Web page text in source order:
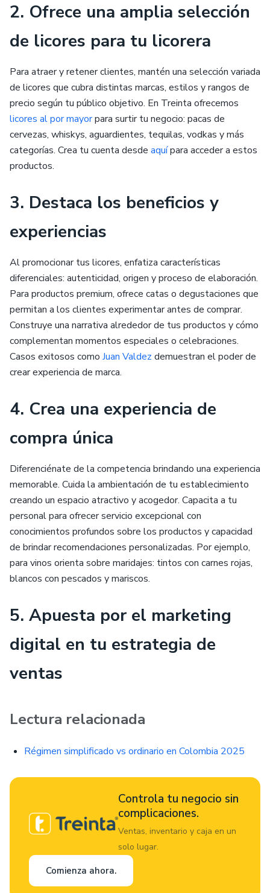
2. Ofrece una amplia selección
de licores para tu licorera
Para atraer y retener clientes, mantén una selección variada
de licores que cubra distintas marcas, estilos y rangos de
precio según tu público objetivo. En Treinta ofrecemos
licores al por mayorpara surtir tu negocio: pacas de
cervezas, whiskys, aguardientes, tequilas, vodkas y más
categorías. Crea tu cuenta desde aquípara acceder a estos
productos.
3. Destaca los beneficios y
experiencias
Al promocionar tus licores, enfatiza características
diferenciales: autenticidad, origen y proceso de elaboración.
Para productos premium, ofrece catas o degustaciones que
permitan a los clientes experimentar antes de comprar.
Construye una narrativa alrededor de tus productos y cómo
complementan momentos especiales o celebraciones.
Casos exitosos como Juan Valdez demuestran el poder de
crear experiencia de marca.
4. Crea una experiencia de
compra única
Diferenciénate de la competencia brindando una experiencia
memorable. Cuida la ambientación de tu establecimiento
creando un espacio atractivo y acogedor. Capacita a tu
personal para ofrecer servicio excepcional con
conocimientos profundos sobre los productos y capacidad
de brindar recomendaciones personalizadas. Por ejemplo,
para vinos orienta sobre maridajes: tintos con carnes rojas,
blancos con pescados y mariscos.
5. Apuesta por el marketing
digital en tu estrategia de
ventas
Lectura relacionada
Régimen simplificado vs ordinario en Colombia 2025
Controla tu negocio sin
complicaciones.
Ventas, inventario y caja en un
solo lugar.
Comienza ahora.